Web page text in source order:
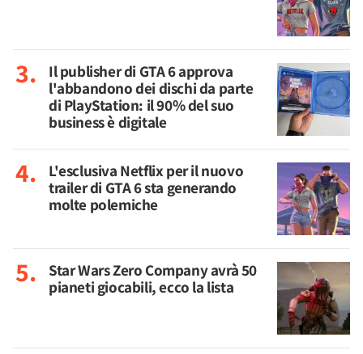
Il publisher di GTA 6 approva
l'abbandono dei dischi da parte
di PlayStation: il 90% del suo
business è digitale
L'esclusiva Netflix per il nuovo
trailer di GTA 6 sta generando
molte polemiche
Star Wars Zero Company avrà 50
pianeti giocabili, ecco la lista